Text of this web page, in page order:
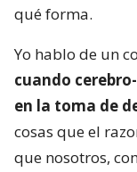
qué forma.
Yo hablo de un
cuando
en la toma de
cosas que el
que nosotros,